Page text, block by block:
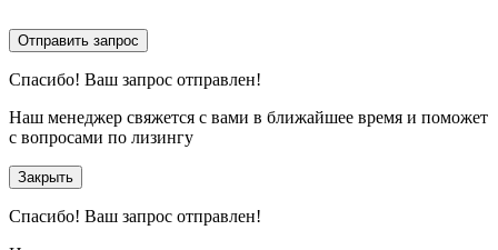
Отправить запрос
Спасибо! Ваш запрос отправлен!
Наш менеджер свяжется с вами в ближайшее время и поможет
с вопросами по лизингу
Закрыть
Спасибо! Ваш запрос отправлен!